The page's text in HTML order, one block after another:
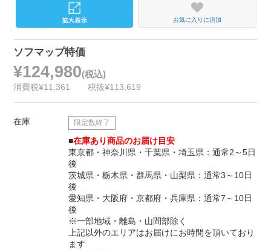
お気に入りに追加
ソフマップ特価
¥124,980(税込)
消費税¥11,361 税抜¥113,619
在庫 限定数終了
■在庫あり商品のお届け目安
東京都・神奈川県・千葉県・埼玉県：通常2～5日
後
茨城県・栃木県・群馬県・山梨県：通常3～10日
後
愛知県・大阪府・京都府・兵庫県：通常7～10日
後
※一部地域・離島・山間部除く
上記以外のエリアはお届けにお時間を頂いており
ます